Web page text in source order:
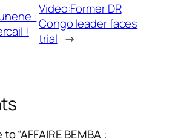
:
!
Video:Former DR
Congo leader faces
trial →
“AFFAIRE BEMBA :